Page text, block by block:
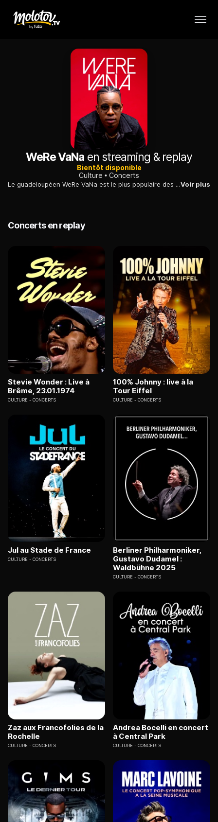
WeRe VaNa en streaming & replay
Bientôt disponible
Culture
Concerts
Le guadeloupéen WeRe VaNa est le plus populaire des chanteurs ultra marins dans l'hexagone. Il a à son actif un disque de platine pour son titre Casanova. Pour la sortie de son 1er album 33 tours "Îles et elle" il fait un concert à la Cigale. Un évènement très attendu.Voir plus
Concerts en replay
Stevie Wonder : Live à
Brême, 23.01.1974
CULTURE CONCERTS
100% Johnny : live à la
Tour Eiffel
CULTURE CONCERTS
Jul au Stade de France
CULTURE CONCERTS
Berliner Philharmoniker,
Gustavo Dudamel :
Waldbühne 2025
CULTURE CONCERTS
Zaz aux Francofolies de la
Rochelle
CULTURE CONCERTS
Andrea Bocelli en concert
à Central Park
CULTURE CONCERTS